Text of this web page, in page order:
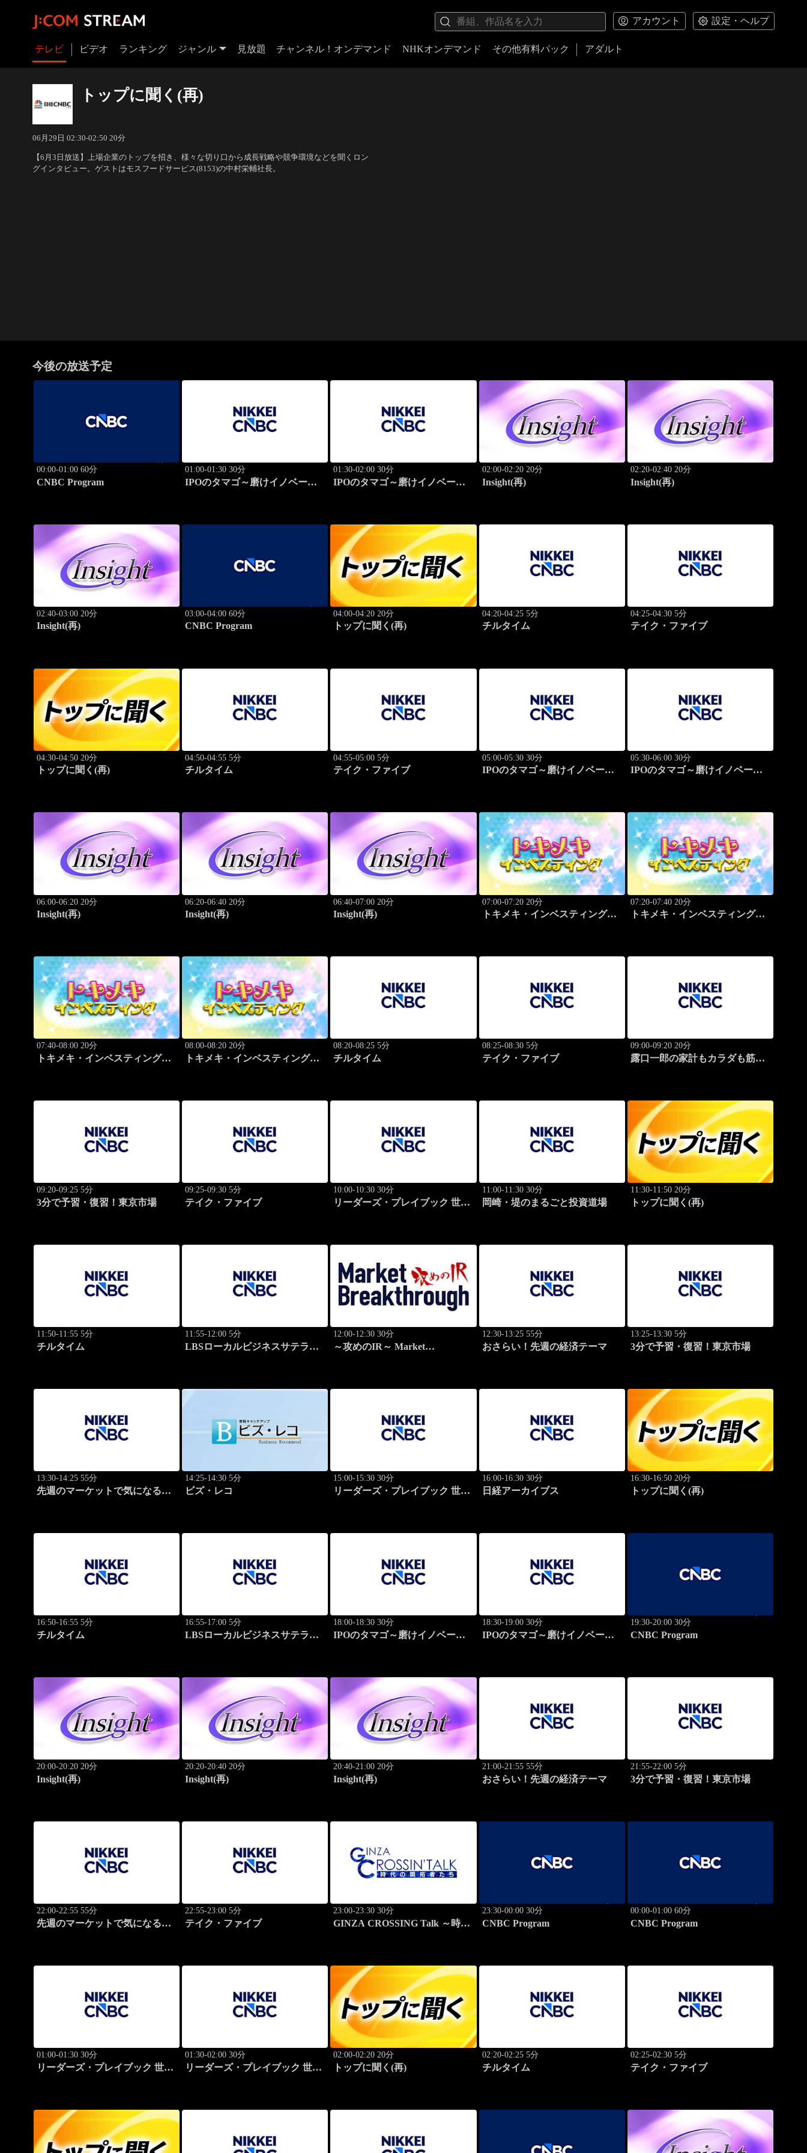
アカウント 設定・ヘルプ
テレビ ビデオ ランキング ジャンル 見放題 チャンネル！オンデマンド NHKオンデマンド その他有料パック アダルト
トップに聞く(再)
06月29日 02:30-02:50 20分
【6月3日放送】上場企業のトップを招き、様々な切り口から成長戦略や競争環境などを聞くロン
グインタビュー。ゲストはモスフードサービス(8153)の中村栄輔社長。
今後の放送予定
00:00-01:00 60分
CNBC Program
01:00-01:30 30分
IPOのタマゴ～磨けイノベーシ
01:30-02:00 30分
IPOのタマゴ～磨けイノベーシ
02:00-02:20 20分
Insight(再)
02:20-02:40 20分
Insight(再)
02:40-03:00 20分
Insight(再)
03:00-04:00 60分
CNBC Program
04:00-04:20 20分
トップに聞く(再)
04:20-04:25 5分
チルタイム
04:25-04:30 5分
テイク・ファイブ
04:30-04:50 20分
トップに聞く(再)
04:50-04:55 5分
チルタイム
04:55-05:00 5分
テイク・ファイブ
05:00-05:30 30分
IPOのタマゴ～磨けイノベーシ
05:30-06:00 30分
IPOのタマゴ～磨けイノベーシ
06:00-06:20 20分
Insight(再)
06:20-06:40 20分
Insight(再)
06:40-07:00 20分
Insight(再)
07:00-07:20 20分
トキメキ・インベスティング・
07:20-07:40 20分
トキメキ・インベスティング・
07:40-08:00 20分
トキメキ・インベスティング・
08:00-08:20 20分
トキメキ・インベスティング・
08:20-08:25 5分
チルタイム
08:25-08:30 5分
テイク・ファイブ
09:00-09:20 20分
露口一郎の家計もカラダも筋肉
09:20-09:25 5分
3分で予習・復習！東京市場
09:25-09:30 5分
テイク・ファイブ
10:00-10:30 30分
リーダーズ・プレイブック 世界
11:00-11:30 30分
岡崎・堤のまるごと投資道場
11:30-11:50 20分
トップに聞く(再)
11:50-11:55 5分
チルタイム
11:55-12:00 5分
LBSローカルビジネスサテライ
12:00-12:30 30分
～攻めのIR～ Market
12:30-13:25 55分
おさらい！先週の経済テーマ
13:25-13:30 5分
3分で予習・復習！東京市場
13:30-14:25 55分
先週のマーケットで気になるポ
14:25-14:30 5分
ビズ・レコ
15:00-15:30 30分
リーダーズ・プレイブック 世界
16:00-16:30 30分
日経アーカイブス
16:30-16:50 20分
トップに聞く(再)
16:50-16:55 5分
チルタイム
16:55-17:00 5分
LBSローカルビジネスサテライ
18:00-18:30 30分
IPOのタマゴ～磨けイノベーシ
18:30-19:00 30分
IPOのタマゴ～磨けイノベーシ
19:30-20:00 30分
CNBC Program
20:00-20:20 20分
Insight(再)
20:20-20:40 20分
Insight(再)
20:40-21:00 20分
Insight(再)
21:00-21:55 55分
おさらい！先週の経済テーマ
21:55-22:00 5分
3分で予習・復習！東京市場
22:00-22:55 55分
先週のマーケットで気になるポ
22:55-23:00 5分
テイク・ファイブ
23:00-23:30 30分
GINZA CROSSING Talk ～時代
23:30-00:00 30分
CNBC Program
00:00-01:00 60分
CNBC Program
01:00-01:30 30分
リーダーズ・プレイブック 世界
01:30-02:00 30分
リーダーズ・プレイブック 世界
02:00-02:20 20分
トップに聞く(再)
02:20-02:25 5分
チルタイム
02:25-02:30 5分
テイク・ファイブ